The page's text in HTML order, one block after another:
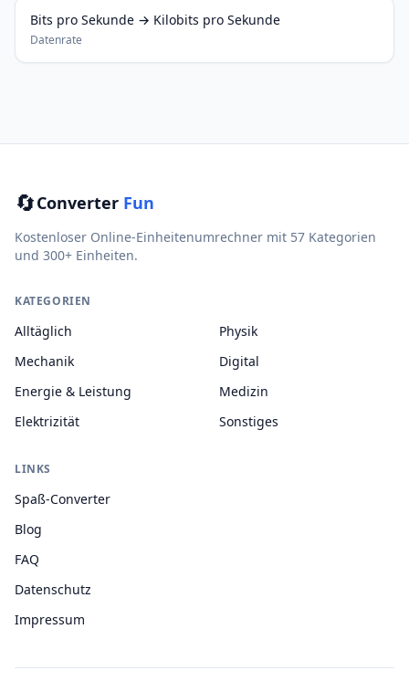
Bits pro Sekunde → Kilobits pro Sekunde
Datenrate
🔄Converter Fun
Kostenloser Online-Einheitenumrechner mit 57 Kategorien
und 300+ Einheiten.
KATEGORIEN
Alltäglich
Mechanik
Energie & Leistung
Elektrizität
Physik
Digital
Medizin
Sonstiges
LINKS
Spaß-Converter
Blog
FAQ
Datenschutz
Impressum